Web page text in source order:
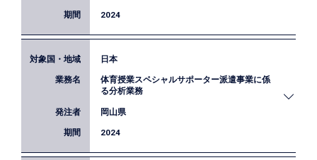
した。
2024
静岡県職員及び県内市町の職員を対象にEBPMの基
礎知識と事業の有効性を検証するためのモデル事業
設計方法の習得を目的とした研修を実施しました。
日本
体育授業スペシャルサポーター派遣事業に係
る分析業務
岡山県
2024